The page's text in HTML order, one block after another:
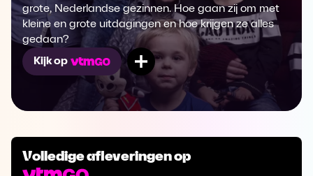
Opera Download
grote, Nederlandse gezinnen. Hoe gaan zij om met
kleine en grote uitdagingen en hoe krijgen ze alles
gedaan?
Kijk op
Mijn lijst
Volledige afleveringen op